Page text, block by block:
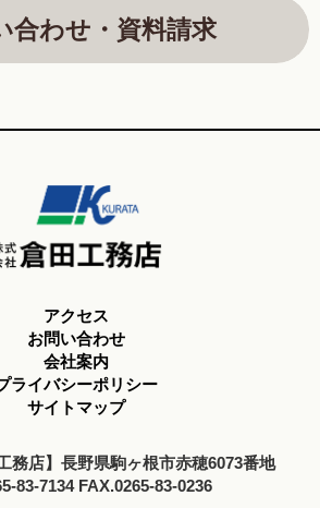
合わせ・資料請求
アクセス
お問い合わせ
会社案内
ライバシーポリシー
サイトマップ
務店】長野県駒ヶ根市赤穂6073番地
83-7134 FAX.0265-83-0236